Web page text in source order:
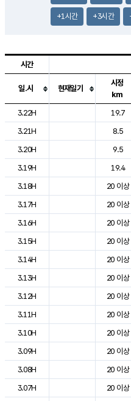
+1시간 +3시간
도시별 기상실황표로 지점, 날씨
시간
일.시 현재일기
시정
km
3.22H
19.7
3.21H
8.5
3.20H
9.5
3.19H
19.4
3.18H
20 이상
3.17H
20 이상
3.16H
20 이상
3.15H
20 이상
3.14H
20 이상
3.13H
20 이상
3.12H
20 이상
3.11H
20 이상
3.10H
20 이상
3.09H
20 이상
3.08H
20 이상
3.07H
20 이상